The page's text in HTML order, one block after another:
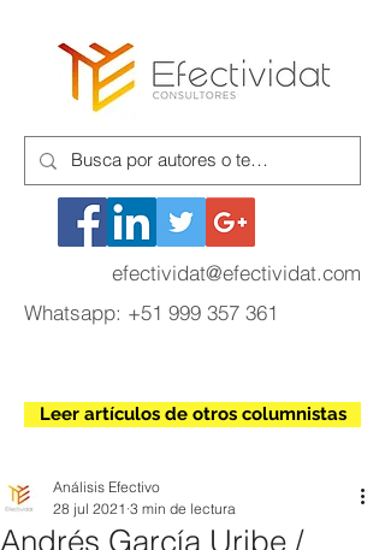
efectividat@efectividat.com
Whatsapp: +51 999 357 361
Leer artículos de otros columnistas
Andrés García Uribe /
Análisis Efectivo
28 jul 2021 3 min de lectura